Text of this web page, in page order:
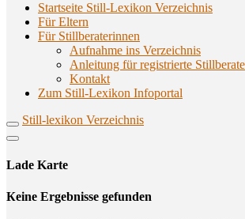
Startseite Still-Lexikon Verzeichnis
Für Eltern
Für Stillberaterinnen
Aufnahme ins Verzeichnis
Anlei­tung für regis­trier­te
Kon­takt
Zum Still-Lexikon Infoportal
Still-lexikon Verzeichnis
Lade Karte
Кeine Ergebnisse gefunden